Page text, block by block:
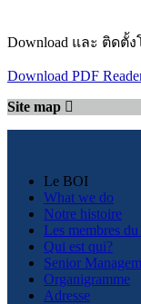
Download และ ติดตั้
Download PDF
Site map
Le BOI
What we do
Notre histoire
Les membres
Qui est qui?
Senior
Organigramme
Adresse